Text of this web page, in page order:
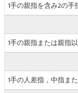
1手の親指を含み2の
1手の親指または親指
1手の人差指，中指ま